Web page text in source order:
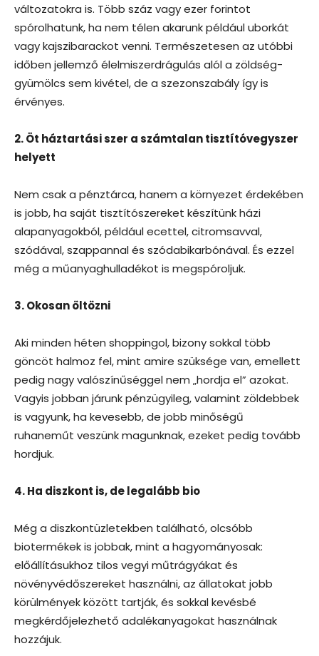
változatokra is. Több száz vagy ezer forintot
spórolhatunk, ha nem télen akarunk például uborkát
vagy kajszibarackot venni. Természetesen az utóbbi
időben jellemző élelmiszerdrágulás alól a zöldség-
gyümölcs sem kivétel, de a szezonszabály így is
érvényes.
2. Öt háztartási szer a számtalan tisztítóvegyszer
helyett
Nem csak a pénztárca, hanem a környezet érdekében
is jobb, ha saját tisztítószereket készítünk házi
alapanyagokból, például ecettel, citromsavval,
szódával, szappannal és szódabikarbónával. És ezzel
még a műanyaghulladékot is megspóroljuk.
3. Okosan öltözni
Aki minden héten shoppingol, bizony sokkal több
göncöt halmoz fel, mint amire szüksége van, emellett
pedig nagy valószínűséggel nem „hordja el” azokat.
Vagyis jobban járunk pénzügyileg, valamint zöldebbek
is vagyunk, ha kevesebb, de jobb minőségű
ruhaneműt veszünk magunknak, ezeket pedig tovább
hordjuk.
4. Ha diszkont is, de legalább bio
Még a diszkontüzletekben található, olcsóbb
biotermékek is jobbak, mint a hagyományosak:
előállításukhoz tilos vegyi műtrágyákat és
növényvédőszereket használni, az állatokat jobb
körülmények között tartják, és sokkal kevésbé
megkérdőjelezhető adalékanyagokat használnak
hozzájuk.